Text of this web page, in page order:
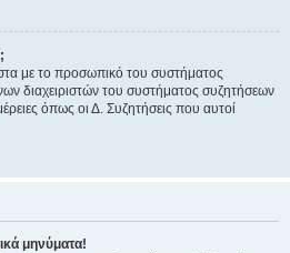
με το προσωπικό του συστήματος
διαχειριστών του συστήματος συζητήσεων
όπως οι Δ. Συζητήσεις που αυτοί
μηνύματα!